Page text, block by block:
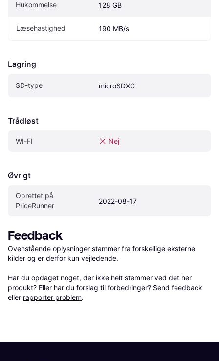
Hukommelse 128 GB
Læsehastighed 190 MB/s
Lagring
SD-type microSDXC
Trådløst
WI-FI Nej
Øvrigt
Oprettet på
PriceRunner
2022-08-17
Feedback
Ovenstående oplysninger stammer fra forskellige eksterne
kilder og er derfor kun vejledende.
Har du opdaget noget, der ikke helt stemmer ved det her
produkt? Eller har du forslag til forbedringer? Send feedback
eller rapporter problem.